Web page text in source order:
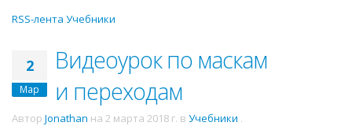
RSS-лента Учебники
2
Мар
Видеоурок по маскам
и переходам
Автор Jonathan на 2 марта 2018 г. в Учебники .